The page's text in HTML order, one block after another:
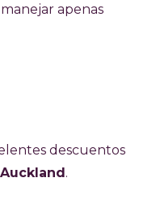
apenas
descuentos
Auckland.